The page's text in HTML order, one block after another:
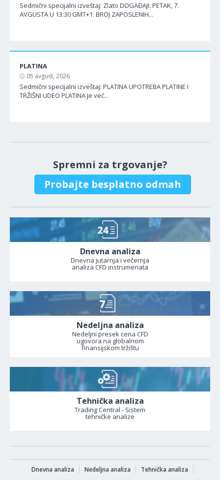
Sedmični specijalni izveštaj: Zlato DOGAĐAJI: PETAK, 7.
AVGUSTA U 13:30 GMT+1: BROJ ZAPOSLENIH...
PLATINA
05 avgust, 2026
Sedmični specijalni izveštaj: PLATINA UPOTREBA PLATINE I
TRŽIŠNI UDEO PLATINA je već...
Spremni za trgovanje?
Probajte besplatno odmah
Dnevna analiza
Dnevna jutarnja i večernja
analiza CFD instrumenata
Nedeljna analiza
Nedeljni presek cena CFD
ugovora na globalnom
finansijskom tržištu
Tehnička analiza
Trading Central - Sistem
tehničke analize
Dnevna analiza Nedeljna analiza
Tehnička analiza